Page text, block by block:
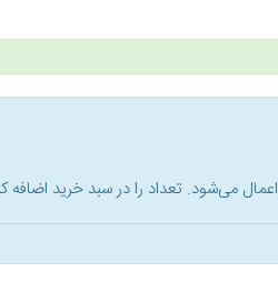
اعمال می‌شود. تعداد را در سبد خرید اضافه